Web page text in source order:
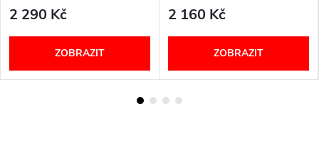
2 290 Kč
ZOBRAZIT
2 160 Kč
ZOBRAZIT